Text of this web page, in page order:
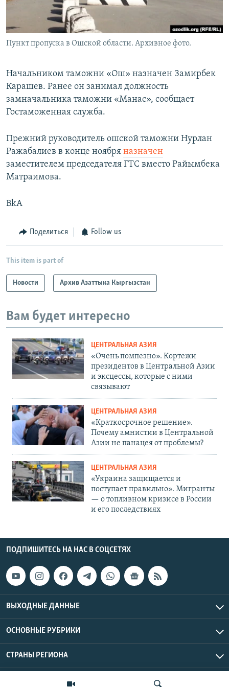
Пункт пропуска в Ошской области. Архивное фото.
Начальником таможни «Ош» назначен Замирбек
Карашев. Ранее он занимал должность
замначальника таможни «Манас», сообщает
Гостаможенная служба.
Прежний руководитель ошской таможни Нурлан
Ражабалиев в конце ноября назначен
заместителем председателя ГТС вместо Райымбека
Матраимова.
BkA
Поделиться Follow us
This item is part of
Новости Архив Азаттыка Кыргызстан
Вам будет интересно
ЦЕНТРАЛЬНАЯ АЗИЯ
«Очень помпезно». Кортежи
президентов в Центральной Азии
и эксцессы, которые с ними
связывают
ЦЕНТРАЛЬНАЯ АЗИЯ
«Краткосрочное решение».
Почему амнистии в Центральной
Азии не панацея от проблемы?
ЦЕНТРАЛЬНАЯ АЗИЯ
«Украина защищается и
поступает правильно». Мигранты
— о топливном кризисе в России
и его последствиях
ПОДПИШИТЕСЬ НА НАС В СОЦСЕТЯХ
ВЫХОДНЫЕ ДАННЫЕ
ОСНОВНЫЕ РУБРИКИ
СТРАНЫ РЕГИОНА
Азаттык Азия © 2026 RFE/RL, Inc. | Все права защищены.